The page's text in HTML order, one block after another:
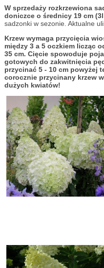
W sprzedaży rozkrzewiona
doniczce o średnicy 19 cm
sadzonki w sezonie. Aktualne
Krzew wymaga przycięcia
między 3 a 5 oczkiem licząc
35 cm. Cięcie spowoduje
gotowych do zakwitnięcia
przycinać 5 - 10 cm powyżej
corocznie przycinany krzew
dużych kwiatów!